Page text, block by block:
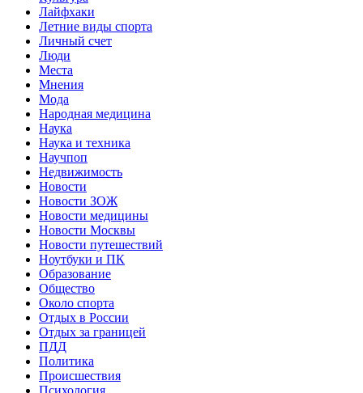
Лайфхаки
Летние виды спорта
Личный счет
Люди
Места
Мнения
Мода
Народная медицина
Наука
Наука и техника
Научпоп
Недвижимость
Новости
Новости ЗОЖ
Новости медицины
Новости Москвы
Новости путешествий
Ноутбуки и ПК
Образование
Общество
Около спорта
Отдых в России
Отдых за границей
ПДД
Политика
Происшествия